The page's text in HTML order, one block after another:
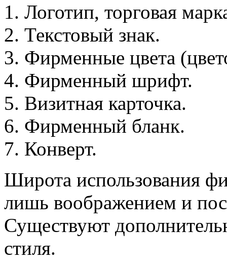
Логотип, торговая
Текстовый знак.
Фирменные цвета
Фирменный шрифт.
Визитная карточка.
Фирменный бланк.
Конверт.
Широта использования
лишь воображением и
Существуют
стиля.